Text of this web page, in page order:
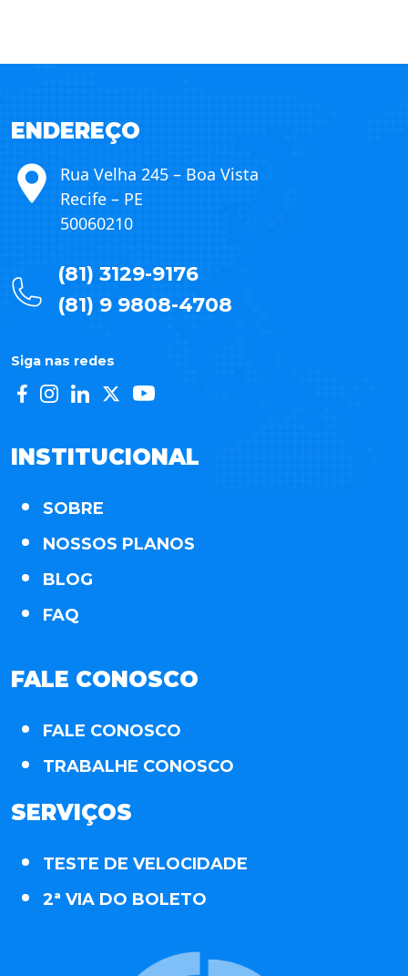
ENDEREÇO
Rua Velha 245 – Boa Vista
Recife – PE
50060210
(81) 3129-9176
(81) 9 9808-4708
Siga nas redes
INSTITUCIONAL
SOBRE
NOSSOS PLANOS
BLOG
FAQ
FALE CONOSCO
FALE CONOSCO
TRABALHE CONOSCO
SERVIÇOS
TESTE DE VELOCIDADE
2ª VIA DO BOLETO